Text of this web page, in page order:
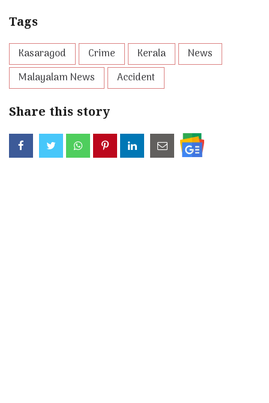
Tags
Kasaragod Crime Kerala
News
Malayalam News
Accident
Share this story